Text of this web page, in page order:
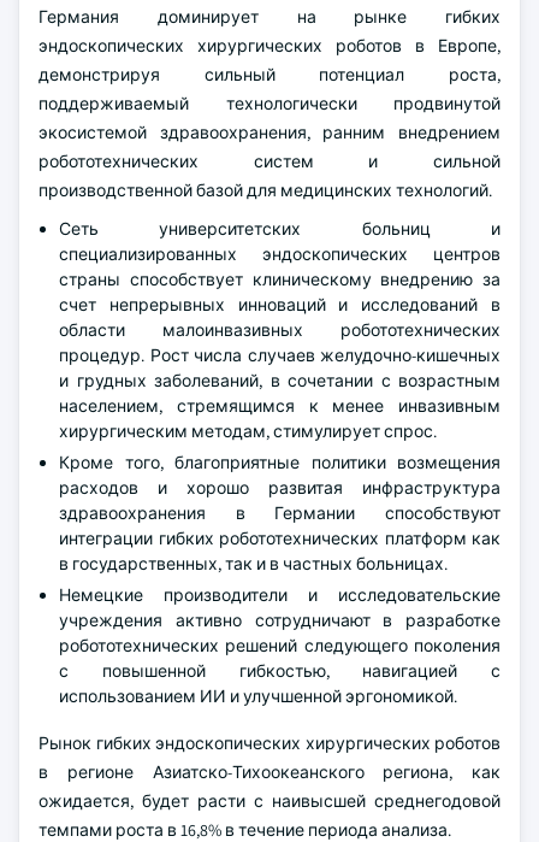
Германия доминирует на рынке гибких
эндоскопических хирургических роботов в Европе,
демонстрируя сильный потенциал роста,
поддерживаемый технологически продвинутой
экосистемой здравоохранения, ранним внедрением
робототехнических систем и сильной
производственной базой для медицинских технологий.
Сеть университетских больниц и
специализированных эндоскопических центров
страны способствует клиническому внедрению за
счет непрерывных инноваций и исследований в
области малоинвазивных робототехнических
процедур. Рост числа случаев желудочно-кишечных
и грудных заболеваний, в сочетании с возрастным
населением, стремящимся к менее инвазивным
хирургическим методам, стимулирует спрос.
Кроме того, благоприятные политики возмещения
расходов и хорошо развитая инфраструктура
здравоохранения в Германии способствуют
интеграции гибких робототехнических платформ как
в государственных, так и в частных больницах.
Немецкие производители и исследовательские
учреждения активно сотрудничают в разработке
робототехнических решений следующего поколения
с повышенной гибкостью, навигацией с
использованием ИИ и улучшенной эргономикой.
Рынок гибких эндоскопических хирургических роботов
в регионе Азиатско-Тихоокеанского региона, как
ожидается, будет расти с наивысшей среднегодовой
темпами роста в 16,8% в течение периода анализа.